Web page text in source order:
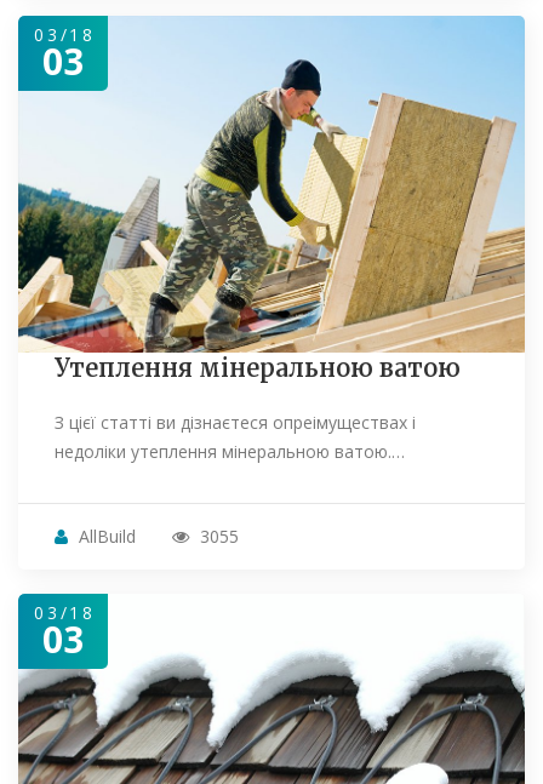
03/18
03
Утеплення мінеральною ватою
З цієї статті ви дізнаєтеся опреімуществах і
недоліки утеплення мінеральною ватою.…
AllBuild 3055
03/18
03